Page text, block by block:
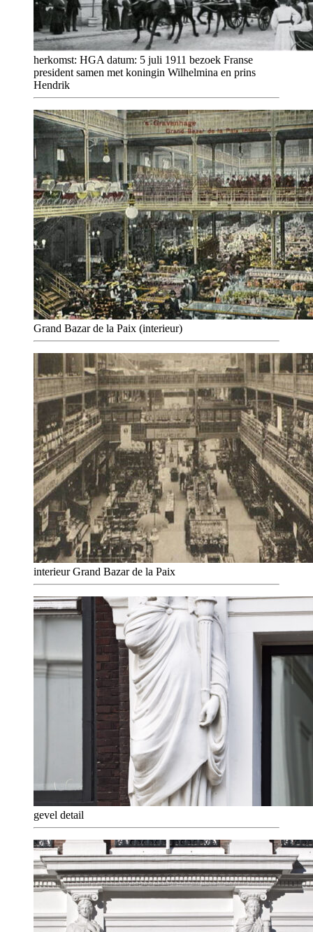
herkomst: HGA datum: 5 juli 1911 bezoek Franse
president samen met koningin Wilhelmina en prins
Hendrik
Grand Bazar de la Paix (interieur)
interieur Grand Bazar de la Paix
gevel detail